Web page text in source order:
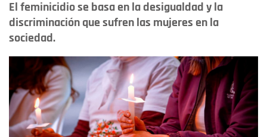
El feminicidio se basa en la desigualdad y la
discriminación que sufren las mujeres en la
sociedad.